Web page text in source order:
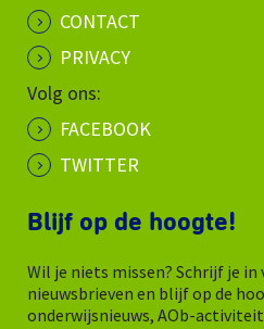
CONTACT
PRIVACY
Volg ons:
FACEBOOK
TWITTER
Blijf op de hoogte!
Wil je niets missen? Schrijf je in
nieuwsbrieven en blijf op de
onderwijsnieuws, AOb-